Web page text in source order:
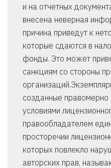
и на отчетных
внесена неверная
причина приведут к
которые сдаются в
фонды. Это может
санкциям со стороны
созданные правомерно
условиями
правообладателем
просторечии
которых повлекло
авторских прав,